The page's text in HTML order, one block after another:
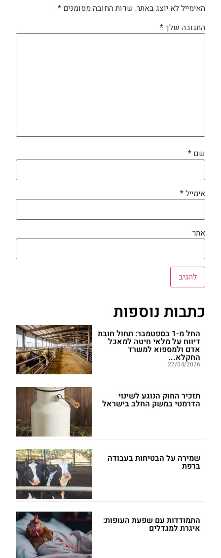
האימייל לא יוצג באתר. שדות החובה מסומנים *
התגובה שלך*
שם *
אימייל*
אתר
כתבות נוספות
החל מ-1 בספטמבר: תחול חובת
דיווח על מלאי חיטה למאכל
אדם ולמספוא למשרד
החקלא...
27/04/2026
תזכיר החוק הנוגע לשינוי
הדרמטי במשק החלב בישראל
שמירה על הבטיחות בעבודה
ברפת
התמודדות עם שפעת העופות:
איגרת למגדלים